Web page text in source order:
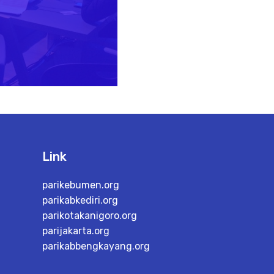
Link
parikebumen.org
parikabkediri.org
parikotakanigoro.org
parijakarta.org
parikabbengkayang.org